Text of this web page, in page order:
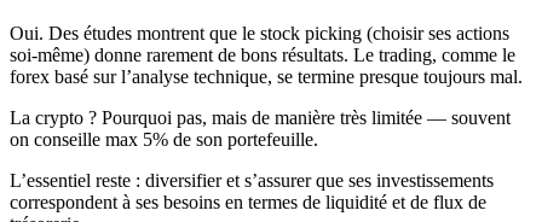
Oui. Des études montrent que le stock picking (choisir ses actions
soi-même) donne rarement de bons résultats. Le trading, comme le
forex basé sur l’analyse technique, se termine presque toujours mal.
La crypto ? Pourquoi pas, mais de manière très limitée — souvent
on conseille max 5% de son portefeuille.
L’essentiel reste : diversifier et s’assurer que ses investissements
correspondent à ses besoins en termes de liquidité et de flux de